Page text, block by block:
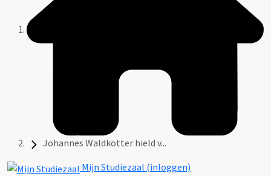
Johannes Waldkötter hield v...
Mijn Studiezaal (inloggen)